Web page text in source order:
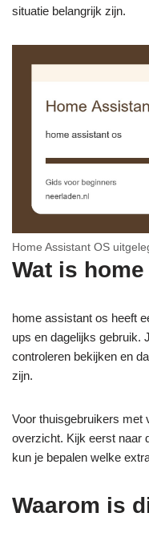
situatie belangrijk zijn.
Home Assistant OS
Wat is
home assistant os heeft
ups en dagelijks gebruik.
controleren bekijken en
zijn.
Voor thuisgebruikers met
overzicht. Kijk eerst naar
kun je bepalen welke
Waarom is